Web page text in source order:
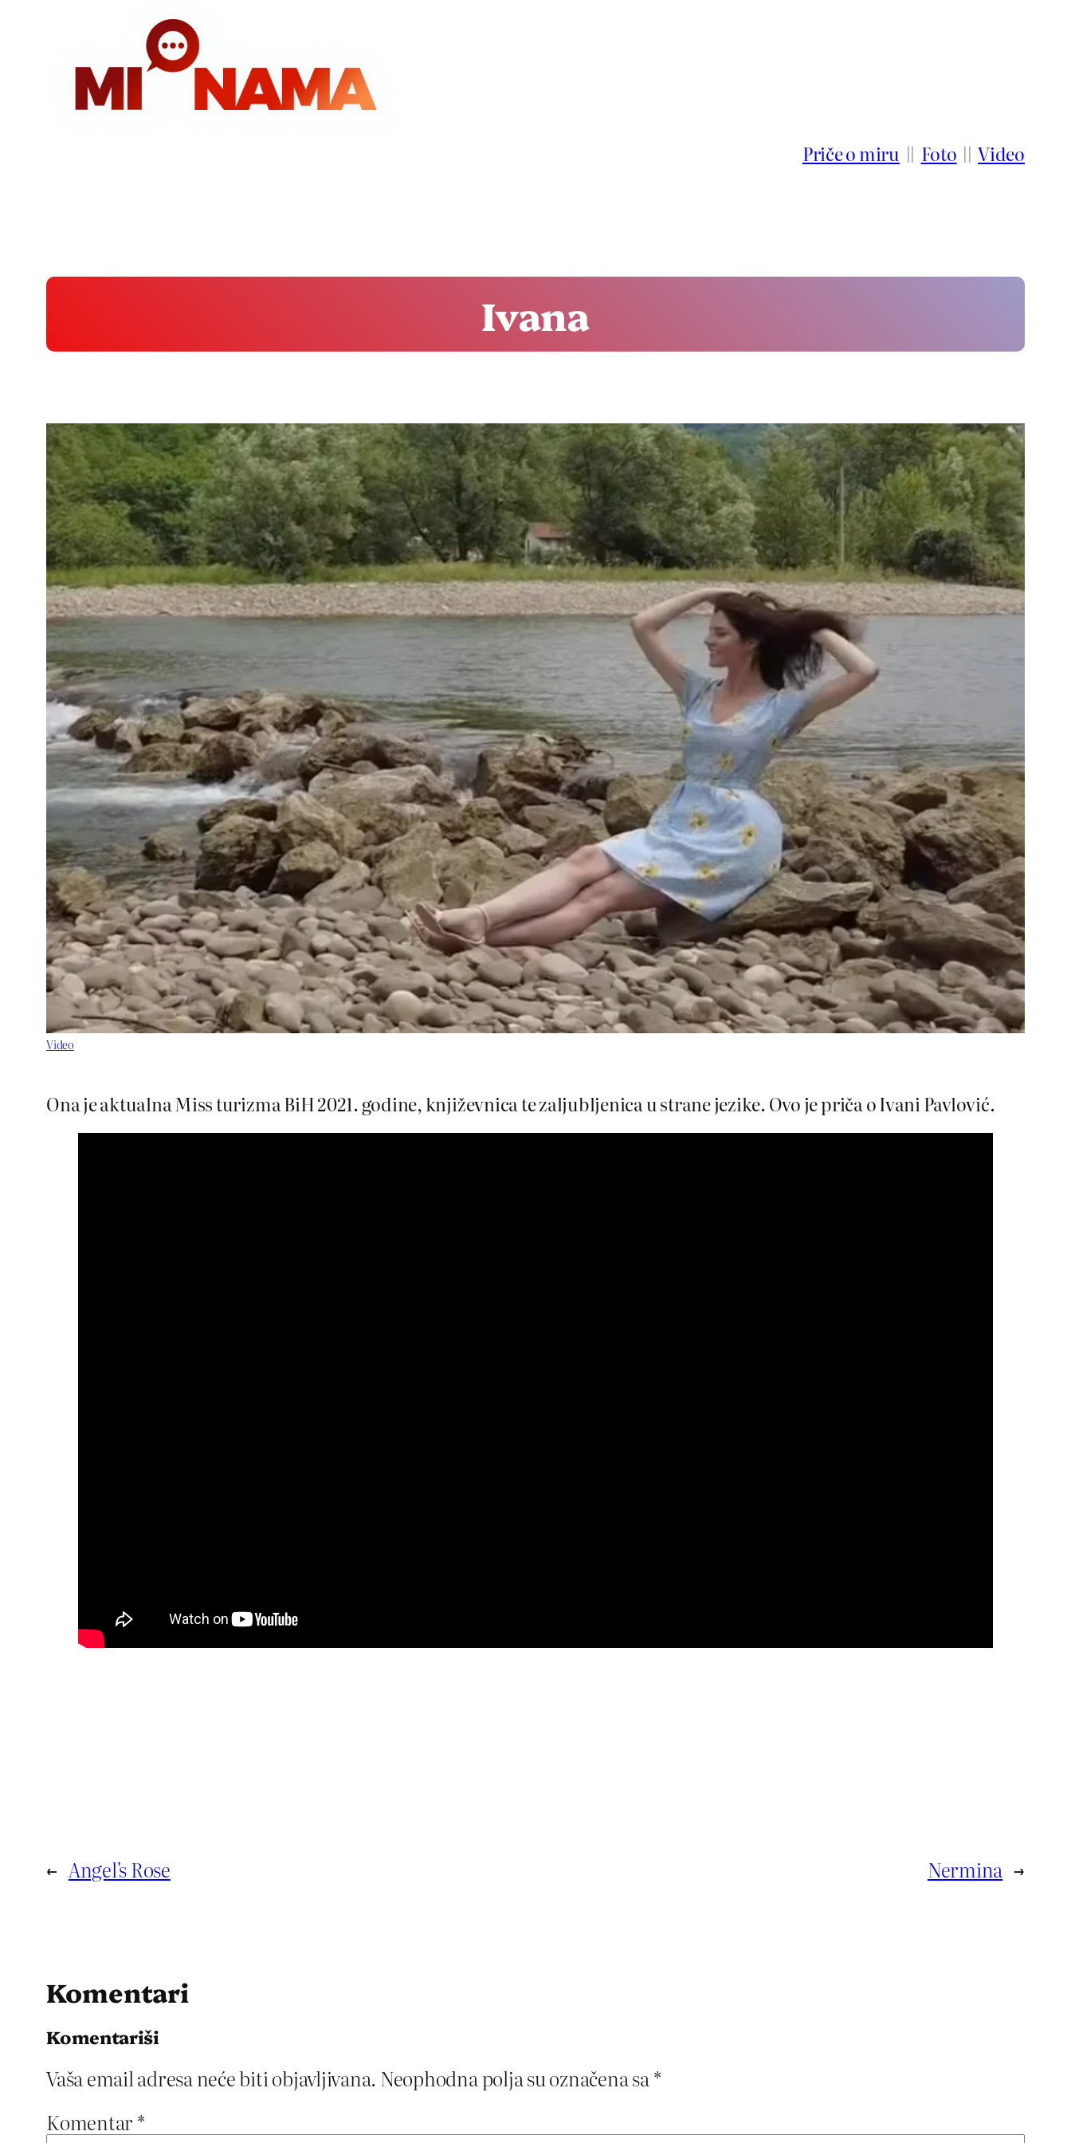
Priče o miru || Foto ||Video
Ivana
Video
Ona je aktualna Miss turizma BiH 2021. godine, književnica te zaljubljenica u strane jezike. Ovo je priča o Ivani Pavlović.
← Angel's Rose Nermina →
Komentari
Komentariši
Vaša email adresa neće biti objavljivana. Neophodna polja su označena sa *
Komentar *